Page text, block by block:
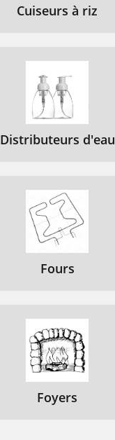
Cuiseurs à riz
Distributeurs d'eau
Fours
Foyers